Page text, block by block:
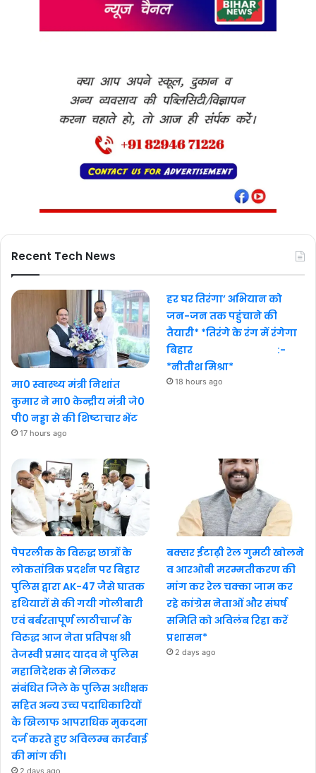
Recent Tech News
मा0 स्वास्थ्य मंत्री निशांत
कुमार ने मा0 केन्द्रीय मंत्री जे0
पी0 नड्डा से की शिष्टाचार भेंट
17 hours ago
हर घर तिरंगा’ अभियान को
जन-जन तक पहुंचाने की
तैयारी* *तिरंगे के रंग में रंगेगा
बिहार :-
*नीतीश मिश्रा*
18 hours ago
पेपरलीक के विरुद्ध छात्रों के
लोकतांत्रिक प्रदर्शन पर बिहार
पुलिस द्वारा AK-47 जैसे घातक
हथियारों से की गयी गोलीबारी
एवं बर्बरतापूर्ण लाठीचार्ज के
विरुद्ध आज नेता प्रतिपक्ष श्री
तेजस्वी प्रसाद यादव ने पुलिस
महानिदेशक से मिलकर
संबंधित जिले के पुलिस अधीक्षक
सहित अन्य उच्च पदाधिकारियों
के खिलाफ आपराधिक मुकदमा
दर्ज करते हुए अविलम्ब कार्रवाई
की मांग की।
2 days ago
बक्सर ईटाढ़ी रेल गुमटी खोलने
व आरओबी मरम्मतीकरण की
मांग कर रेल चक्का जाम कर
रहे कांग्रेस नेताओं और संघर्ष
समिति को अविलंब रिहा करें
प्रशासन*
2 days ago